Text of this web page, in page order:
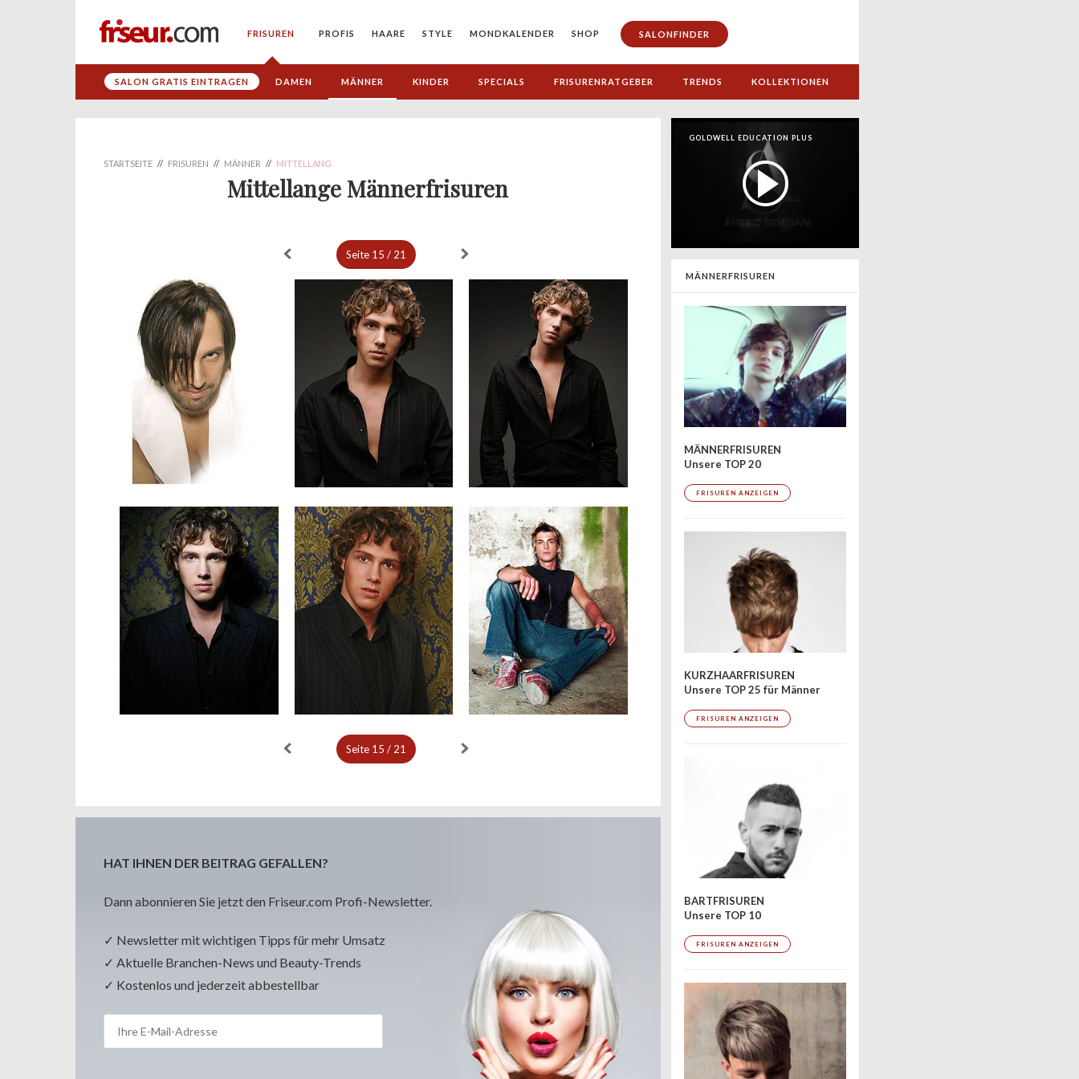
FRISUREN PROFIS HAARE STYLE MONDKALENDER SHOP SALONFINDER
SALON GRATIS EINTRAGEN DAMEN MÄNNER KINDER SPECIALS FRISURENRATGEBER TRENDS KOLLEKTIONEN
STARTSEITE // FRISUREN // MÄNNER // MITTELLANG
Mittellange Männerfrisuren
Seite15 / 21
Seite15 / 21
HAT IHNEN DER BEITRAG GEFALLEN?
Dann abonnieren Sie jetzt den Friseur.com Profi-Newsletter.
✓ Newsletter mit wichtigen Tipps für mehr Umsatz
✓ Aktuelle Branchen-News und Beauty-Trends
✓ Kostenlos und jederzeit abbestellbar
GOLDWELL EDUCATION PLUS
MÄNNERFRISUREN
MÄNNERFRISUREN
Unsere TOP 20
FRISUREN ANZEIGEN
KURZHAARFRISUREN
Unsere TOP 25 für Männer
FRISUREN ANZEIGEN
BARTFRISUREN
Unsere TOP 10
FRISUREN ANZEIGEN